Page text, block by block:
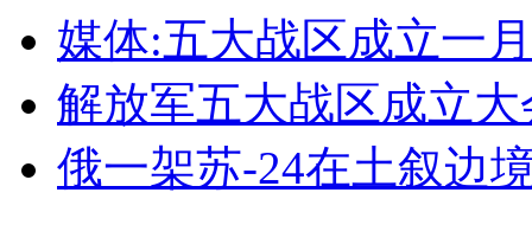
媒体:五大战区成立一
解放军五大战区成立
俄一架苏-24在土叙边